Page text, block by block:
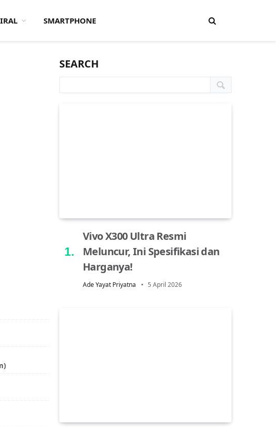
SMARTPHONE
SEARCH
Vivo X300 Ultra Resmi
Meluncur, Ini Spesifikasi dan
Harganya!
Ade Yayat Priyatna 5 April 2026